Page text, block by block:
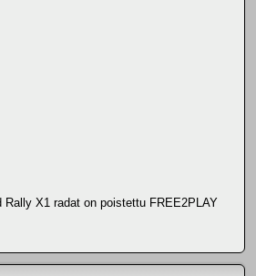
Rally X1 radat on poistettu FREE2PLAY